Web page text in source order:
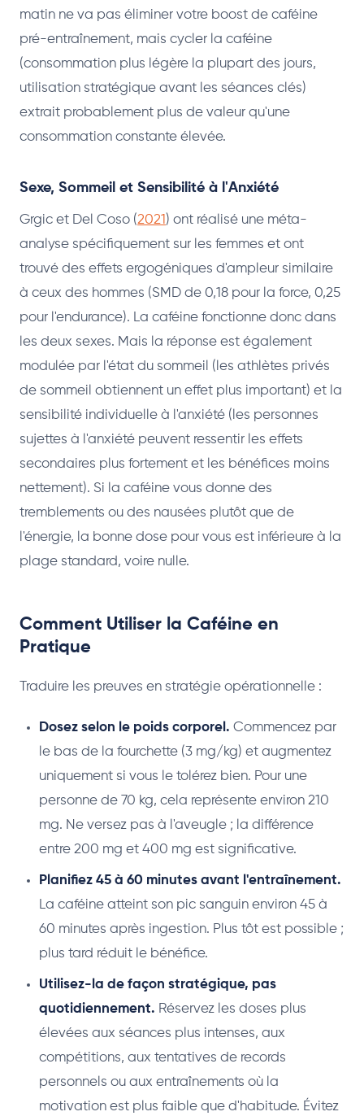
matin ne va pas éliminer votre boost de caféine
pré-entraînement, mais cycler la caféine
(consommation plus légère la plupart des jours,
utilisation stratégique avant les séances clés)
extrait probablement plus de valeur qu'une
consommation constante élevée.
Sexe, Sommeil et Sensibilité à l'Anxiété
Grgic et Del Coso (2021 ) ont réalisé une méta-
analyse spécifiquement sur les femmes et ont
trouvé des effets ergogéniques d'ampleur similaire
à ceux des hommes (SMD de 0,18 pour la force, 0,25
pour l'endurance). La caféine fonctionne donc dans
les deux sexes. Mais la réponse est également
modulée par l'état du sommeil (les athlètes privés
de sommeil obtiennent un effet plus important) et la
sensibilité individuelle à l'anxiété (les personnes
sujettes à l'anxiété peuvent ressentir les effets
secondaires plus fortement et les bénéfices moins
nettement). Si la caféine vous donne des
tremblements ou des nausées plutôt que de
l'énergie, la bonne dose pour vous est inférieure à la
plage standard, voire nulle.
Comment Utiliser la Caféine en
Pratique
Traduire les preuves en stratégie opérationnelle :
Dosez selon le poids corporel. Commencez par
le bas de la fourchette (3 mg/kg) et augmentez
uniquement si vous le tolérez bien. Pour une
personne de 70 kg, cela représente environ 210
mg. Ne versez pas à l'aveugle ; la différence
entre 200 mg et 400 mg est significative.
Planifiez 45 à 60 minutes avant l'entraînement.
La caféine atteint son pic sanguin environ 45 à
60 minutes après ingestion. Plus tôt est possible ;
plus tard réduit le bénéfice.
Utilisez-la de façon stratégique, pas
quotidiennement. Réservez les doses plus
élevées aux séances plus intenses, aux
compétitions, aux tentatives de records
personnels ou aux entraînements où la
motivation est plus faible que d'habitude. Évitez